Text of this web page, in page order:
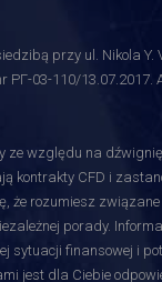
przy ul. Nikola Y.
РГ-03-110/13.07.2017.
ze względu na
kontrakty CFD i
że rozumiesz
porady.
sytuacji finansowej i
jest dla Ciebie